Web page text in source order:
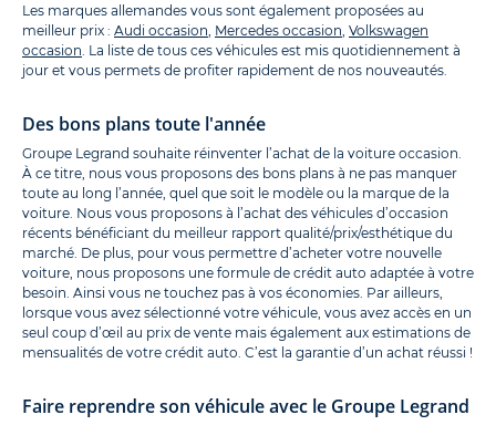
Les marques allemandes vous sont également proposées au
meilleur prix : Audi occasion Mercedes occasion Volkswagen
occasion . La liste de tous ces véhicules est mis quotidiennement à
jour et vous permets de profiter rapidement de nos nouveautés.
Des bons plans toute l'année
Groupe Legrand souhaite réinventer l’achat de la voiture occasion.
À ce titre, nous vous proposons des bons plans à ne pas manquer
toute au long l’année, quel que soit le modèle ou la marque de la
voiture. Nous vous proposons à l’achat des véhicules d’occasion
récents bénéficiant du meilleur rapport qualité/prix/esthétique du
marché. De plus, pour vous permettre d’acheter votre nouvelle
voiture, nous proposons une formule de crédit auto adaptée à votre
besoin. Ainsi vous ne touchez pas à vos économies. Par ailleurs,
lorsque vous avez sélectionné votre véhicule, vous avez accès en un
seul coup d’œil au prix de vente mais également aux estimations de
mensualités de votre crédit auto. C’est la garantie d’un achat réussi !
Faire reprendre son véhicule avec le Groupe Legrand